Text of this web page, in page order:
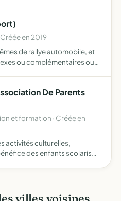
en 2019
de rallye automobile, et
ou complémentaires ou
De Parents
et formation · Créée en
activités culturelles,
des enfants scolarisés